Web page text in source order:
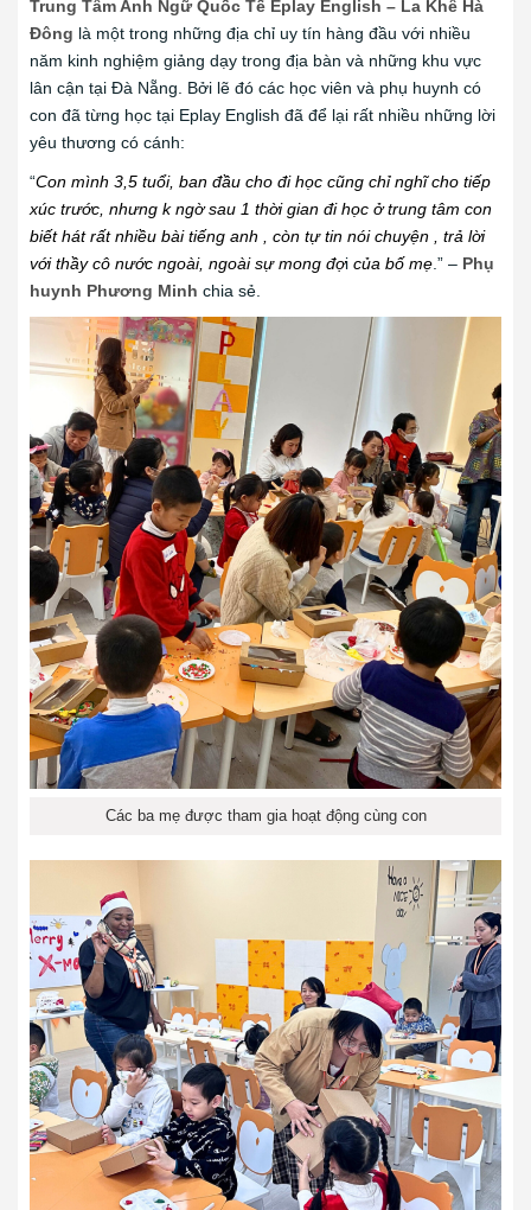
Trung Tâm Anh Ngữ Quốc Tế Eplay English – La Khê Hà
Đông là một trong những địa chỉ uy tín hàng đầu với nhiều
năm kinh nghiệm giảng dạy trong địa bàn và những khu vực
lân cận tại Đà Nẵng. Bởi lẽ đó các học viên và phụ huynh có
con đã từng học tại Eplay English đã để lại rất nhiều những lời
yêu thương có cánh:
“Con mình 3,5 tuổi, ban đầu cho đi học cũng chỉ nghĩ cho tiếp
xúc trước, nhưng k ngờ sau 1 thời gian đi học ở trung tâm con
biết hát rất nhiều bài tiếng anh , còn tự tin nói chuyện , trả lời
với thầy cô nước ngoài, ngoài sự mong đợi của bố mẹ .” – Phụ
huynh Phương Minh chia sẻ.
Các ba mẹ được tham gia hoạt động cùng con